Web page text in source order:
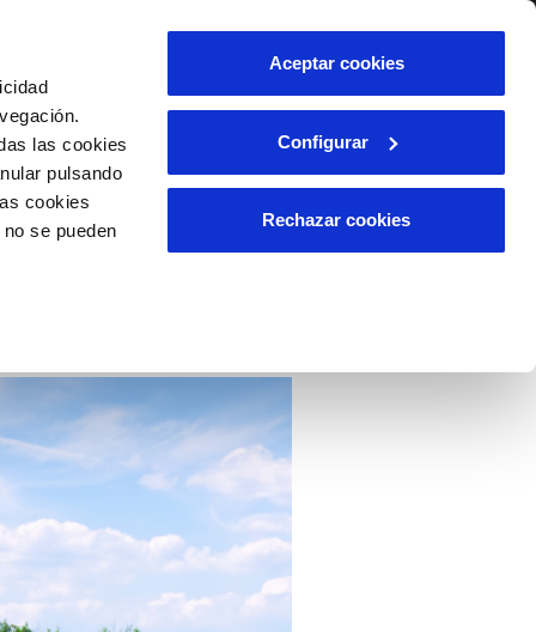
las cookies
pulsando
cookies
se pueden
Aceptar cookies
Configurar
Rechazar cookies
INCIDENCIAS
Comunica anomalías o posibles
Área de clientes